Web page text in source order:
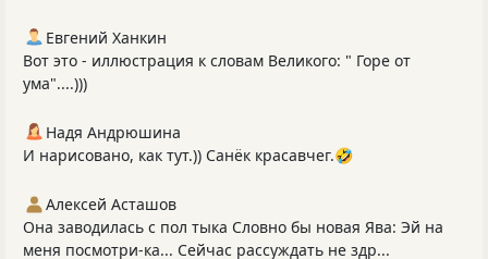
Евгений Ханкин
Вот это - иллюстрация к словам Великого: " Горе от
ума"....)))
Надя Андрюшина
И нарисовано, как тут.)) Санёк красавчег.🤣
Алексей Асташов
Она заводилась с пол тыка Словно бы новая Ява: Эй на
меня посмотри-ка... Сейчас рассуждать не здр...